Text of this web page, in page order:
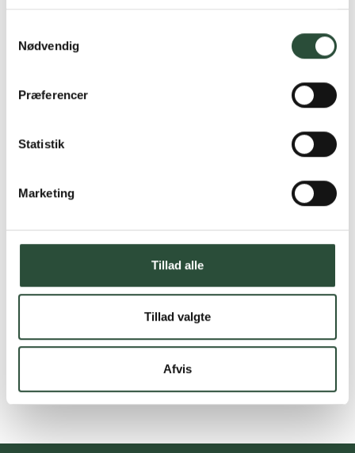
Nødvendig
Præferencer
Statistik
Marketing
Tillad alle
Tillad valgte
Afvis